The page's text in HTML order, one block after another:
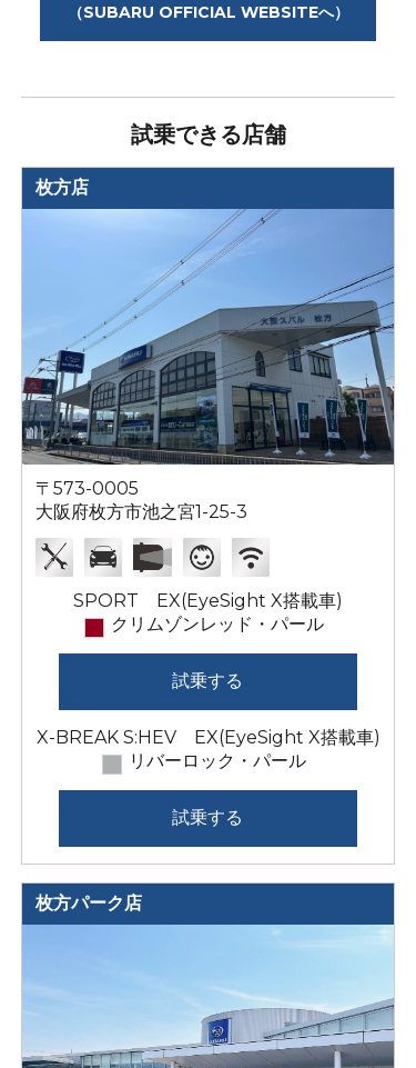
（SUBARU OFFICIAL WEBSITEへ）
試乗できる店舗
枚方店
〒573-0005
大阪府枚方市池之宮1-25-3
SPORT EX(EyeSight X搭載車)
クリムゾンレッド・パール
試乗する
X-BREAK S:HEV EX(EyeSight X搭載車)
リバーロック・パール
試乗する
枚方パーク店